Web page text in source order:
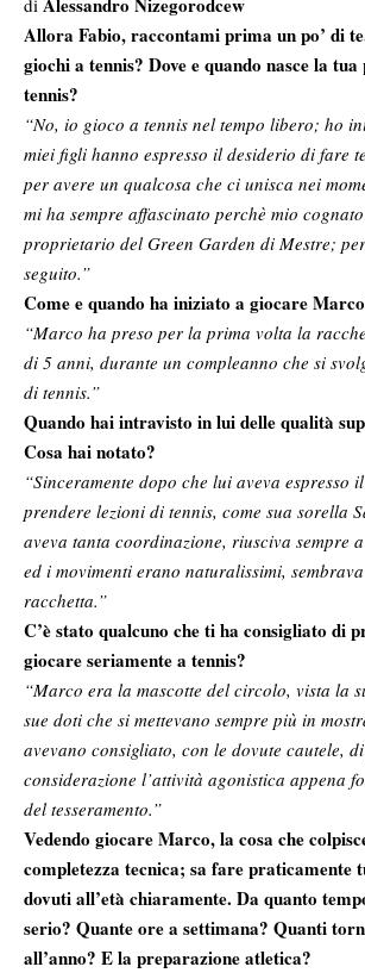
di
Allora Fabio, raccontami prima un po’ di
giochi a tennis? Dove e quando nasce la
tennis?
“No, io gioco a tennis nel tempo libero; ho
miei figli hanno espresso il desiderio di fare
per avere un qualcosa che ci unisca nei
mi ha sempre affascinato perchè mio
proprietario del Green Garden di Mestre;
seguito.”
Come e quando ha iniziato a giocare
“Marco ha preso per la prima volta la
di 5 anni, durante un compleanno che si
di tennis.”
Quando hai intravisto in lui delle qualità
Cosa hai notato?
“Sinceramente dopo che lui aveva espresso
prendere lezioni di tennis, come sua sorella
aveva tanta coordinazione, riusciva sempre
ed i movimenti erano naturalissimi,
racchetta.”
C’è stato qualcuno che ti ha consigliato di
giocare seriamente a tennis?
“Marco era la mascotte del circolo, vista la
sue doti che si mettevano sempre più in
avevano consigliato, con le dovute cautele,
considerazione l’attività agonistica appena
del tesseramento.”
Vedendo giocare Marco, la cosa che
completezza tecnica; sa fare praticamente
dovuti all’età chiaramente. Da quanto
serio? Quante ore a settimana? Quanti
all’anno? E la preparazione atletica?